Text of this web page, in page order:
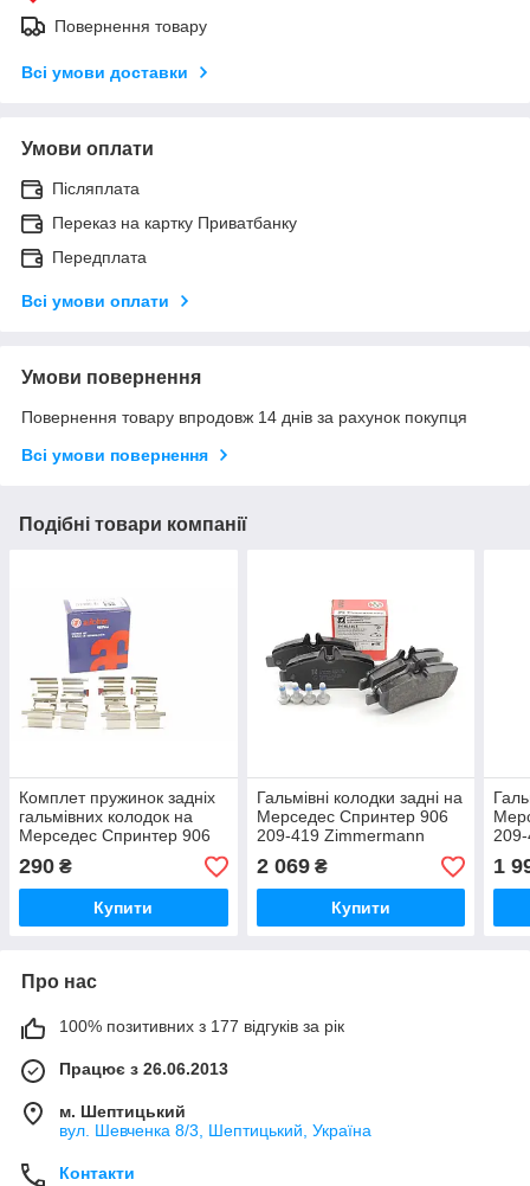
Повернення товару
Всі умови доставки
Умови оплати
Післяплата
Переказ на картку Приватбанку
Передплата
Всі умови оплати
Умови повернення
Повернення товару впродовж 14 днів за рахунок покупця
Всі умови повернення
Подібні товари компанії
Комплет пружинок задніх
гальмівних колодок на
Мерседес Спринтер 906
209-419 AUTOFREN
SEINSA - D42343A
290 ₴
Купити
Гальмівні колодки задні на
Мерседес Спринтер 906
209-419 Zimmermann
(Німеччина) 291901951
2 069₴
Купити
1
Про нас
100% позитивних з 177 відгуків за рік
Працює з 26.06.2013
м. Шептицький
вул. Шевченка 8/3, Шептицький, Україна
Контакти